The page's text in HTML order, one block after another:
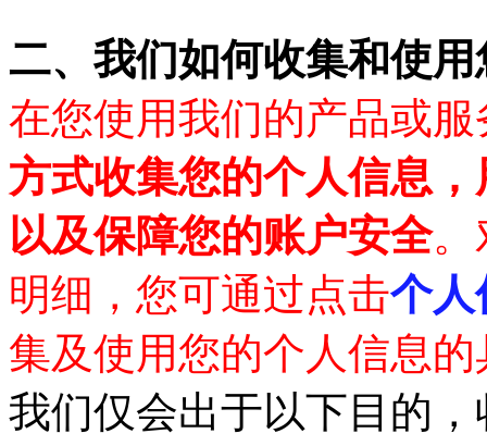
二、 我们如何收集和使
在您使用我们的产品或
方式收集您的个人信息
以及保障您的账户安全。
明细，您可通过点击个人
集及使用您的个人信息的
我们仅会出于以下目的